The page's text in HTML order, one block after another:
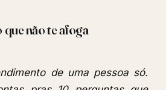
não te afoga
de uma pessoa só.